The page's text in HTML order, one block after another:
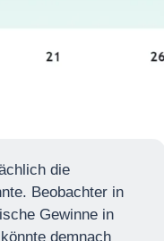
die
Beobachter in
Gewinne in
demnach